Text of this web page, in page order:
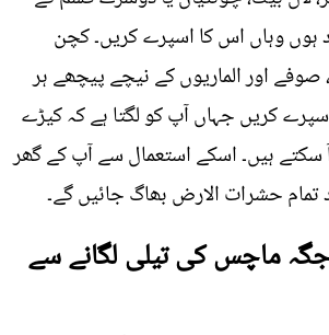
وہاں اس کا اسپرے کریں۔ کچن
صوفے اور الماریوں کے نیچے پیچھے ہر
کریں جہاں آپ کو لگتا ہے کہ کیڑے
سکتے ہیں۔ اسکے استعمال سے آپ کے گھر
حشرات الارض بھاگ جائیں گے۔
ماچس کی تیلی لگانے سے